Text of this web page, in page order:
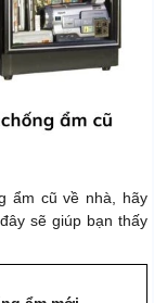
ẩm cũ về nhà, hãy
sẽ giúp bạn thấy